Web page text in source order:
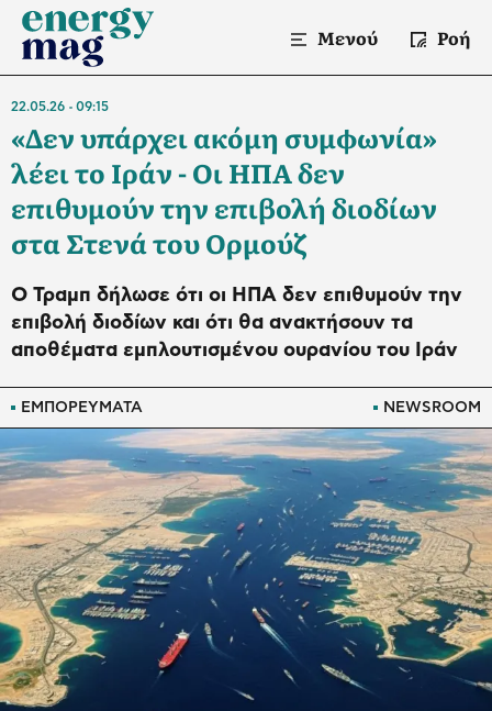
Μενού Ροή
ΕΜΠΟΡΕΥΜΑΤΑ NEWSROOM
22.05.26 09:15
«Δεν υπάρχει ακόμη συμφωνία»
λέει το Ιράν - Οι ΗΠΑ δεν
επιθυμούν την επιβολή διοδίων
στα Στενά του Ορμούζ
Ο Τραμπ δήλωσε ότι οι ΗΠΑ δεν επιθυμούν την
επιβολή διοδίων και ότι θα ανακτήσουν τα
αποθέματα εμπλουτισμένου ουρανίου του Ιράν